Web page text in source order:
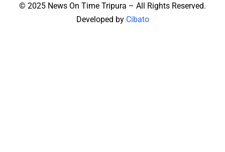
© 2025 News On Time Tripura – All Rights Reserved.
Developed by Cibato